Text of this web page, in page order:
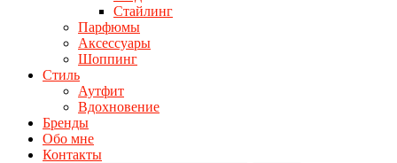
Стайлинг
Парфюмы
Аксессуары
Шоппинг
Стиль
Аутфит
Вдохновение
Бренды
Обо мне
Контакты